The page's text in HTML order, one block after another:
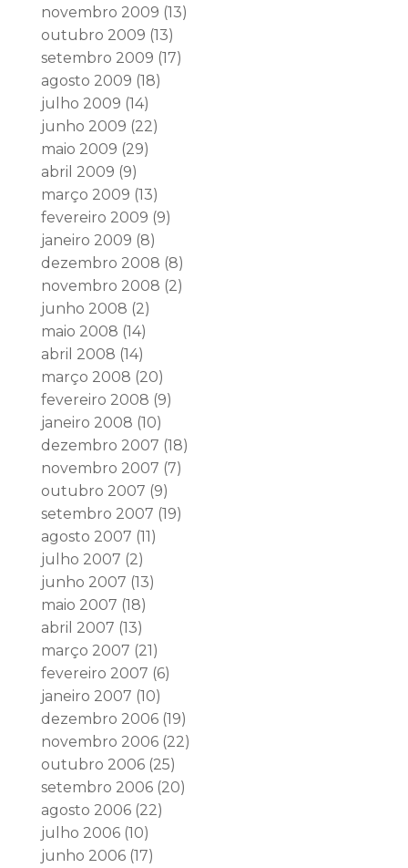
novembro 2009 (13)
outubro 2009 (13)
setembro 2009 (17)
agosto 2009 (18)
julho 2009 (14)
junho 2009 (22)
maio 2009 (29)
abril 2009 (9)
março 2009 (13)
fevereiro 2009 (9)
janeiro 2009 (8)
dezembro 2008 (8)
novembro 2008 (2)
junho 2008 (2)
maio 2008 (14)
abril 2008 (14)
março 2008 (20)
fevereiro 2008 (9)
janeiro 2008 (10)
dezembro 2007 (18)
novembro 2007 (7)
outubro 2007 (9)
setembro 2007 (19)
agosto 2007 (11)
julho 2007 (2)
junho 2007 (13)
maio 2007 (18)
abril 2007 (13)
março 2007 (21)
fevereiro 2007 (6)
janeiro 2007 (10)
dezembro 2006(19)
novembro 2006(22)
outubro 2006(25)
setembro 2006(20)
agosto 2006(22)
julho 2006(10)
junho 2006(17)